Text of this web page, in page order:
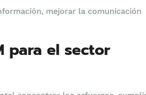
mejorar la comunicación
para el sector